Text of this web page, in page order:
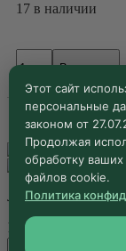
17 в наличии
Количество
Клен
полевой
"Эльсрийк"
Acer
campestre
"Elsriik"
В корзину
Лиственное
Размер
Этот сайт
персональные
законом от
Продолжая
обработку
файлов cookie.
Политика